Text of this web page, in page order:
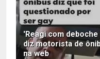
'Reagi com
diz motorista de
na web